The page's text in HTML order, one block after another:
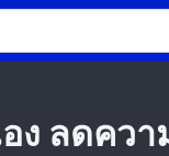
ง ลดควา